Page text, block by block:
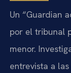
Un “Guardian
por el tribunal
menor.
entrevista a